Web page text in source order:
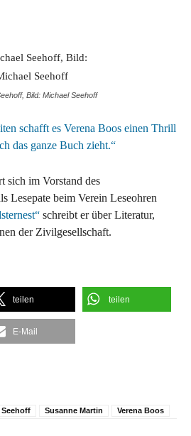
Bild: Michael Seehoff
schafft es Verena Boos einen Thrill
das ganze Buch zieht.“
sich im Vorstand des
Lesepate beim Verein Leseohren
schreibt er über Literatur,
der Zivilgesellschaft.
teilen teilen
E-Mail
Seehoff Susanne Martin Verena Boos